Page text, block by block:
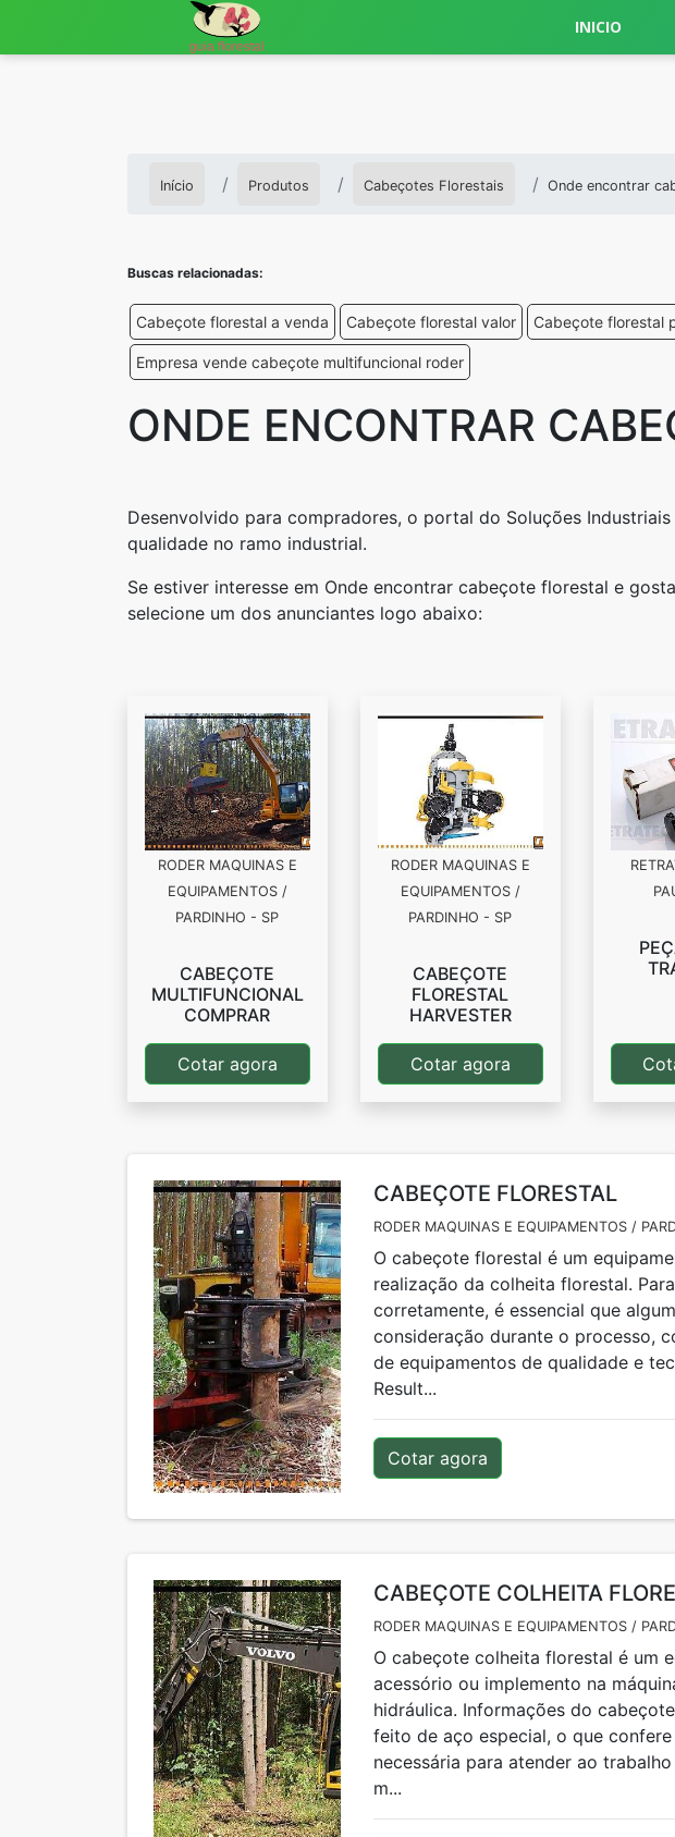
INICIO
Início Produtos Cabeçotes Florestais Onde encontrar
Buscas relacionadas:
Cabeçote florestal a venda Cabeçote florestal valor Cabeçote florestal
Empresa vende cabeçote multifuncional roder
ONDE ENCONTRAR
Desenvolvido para compradores, o portal do Soluções
qualidade no ramo industrial.
Se estiver interesse em Onde encontrar cabeçote florestal e
selecione um dos anunciantes logo abaixo:
RODER MAQUINAS E
EQUIPAMENTOS /
PARDINHO - SP
CABEÇOTE
MULTIFUNCIONAL
COMPRAR
Cotar agora
RODER MAQUINAS E
EQUIPAMENTOS /
PARDINHO - SP
CABEÇOTE
FLORESTAL
HARVESTER
Cotar agora
CABEÇOTE FLORESTAL
RODER MAQUINAS E EQUIPAMENTOS /
O cabeçote florestal é um
realização da colheita florestal.
corretamente, é essencial que
consideração durante o processo,
de equipamentos de qualidade e
Result...
Cotar agora
CABEÇOTE COLHEITA
RODER MAQUINAS E EQUIPAMENTOS /
O cabeçote colheita florestal é um
acessório ou implemento na
hidráulica. Informações do
feito de aço especial, o que
necessária para atender ao
m...